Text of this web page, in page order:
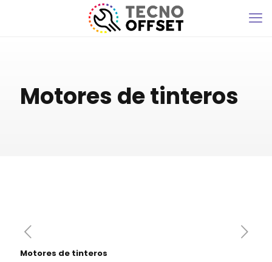
Motores de tinteros
Motores de tinteros